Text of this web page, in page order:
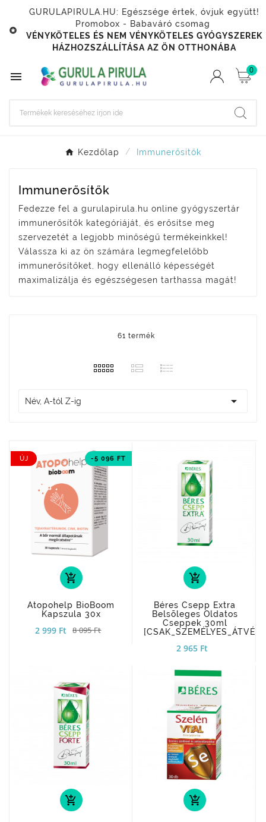

GURULAPIRULA.HU: Egészsége értek, óvjuk együtt!
Promobox - Babaváró csomag
VÉNYKÖTELES ÉS NEM VÉNYKÖTELES GYÓGYSZEREK
HÁZHOZSZÁLLÍTÁSA AZ ÖN OTTHONÁBA
 0
Kezdőlap Immunerősítők
Immunerősítők
Fedezze fel a gurulapirula.hu online gyógyszertár
immunerősítők kategóriáját, és erősítse meg
szervezetét a legjobb minőségű termékeinkkel!
Válassza ki az ön számára legmegfelelőbb
immunerősítőket, hogy ellenálló képességét
maximalizálja és egészségesen tarthassa magát!
61 termék
Név, A-tól Z-ig 
ÚJ -5 096 FT
add_shopping_cart
Atopohelp BioBoom
Kapszula 30x
2 999 Ft 8 095 Ft
add_shopping_cart
Béres Csepp Extra
Belsõleges Oldatos
Cseppek 30ml
2 965 Ft
add_shopping_cart add_shopping_cart